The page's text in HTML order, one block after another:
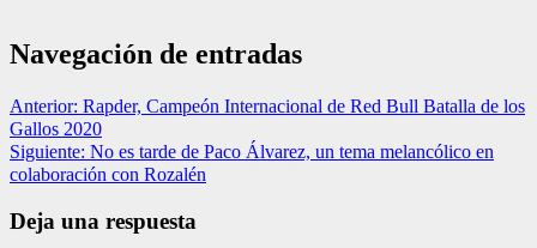
Navegación de entradas
Anterior: Rapder, Campeón Internacional de Red Bull Batalla de los
Gallos 2020
Siguiente: No es tarde de Paco Álvarez, un tema melancólico en
colaboración con Rozalén
Deja una respuesta